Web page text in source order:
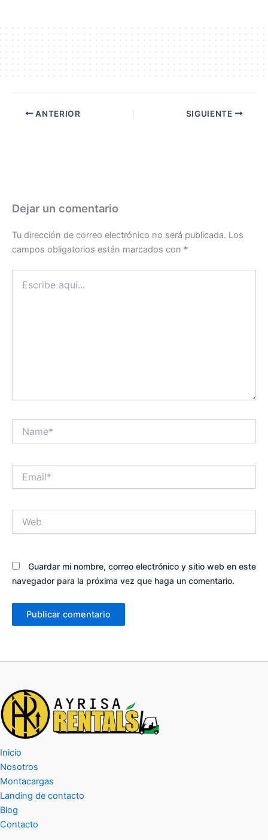
ANTERIOR SIGUIENTE
Dejar un comentario
Tu dirección de correo electrónico no será publicada. Los
campos obligatorios están marcados con *
aquí...
Guardar mi nombre, correo electrónico y sitio web en este
navegador para la próxima vez que haga un comentario.
Inicio
Nosotros
Montacargas
Landing de contacto
Blog
Contacto